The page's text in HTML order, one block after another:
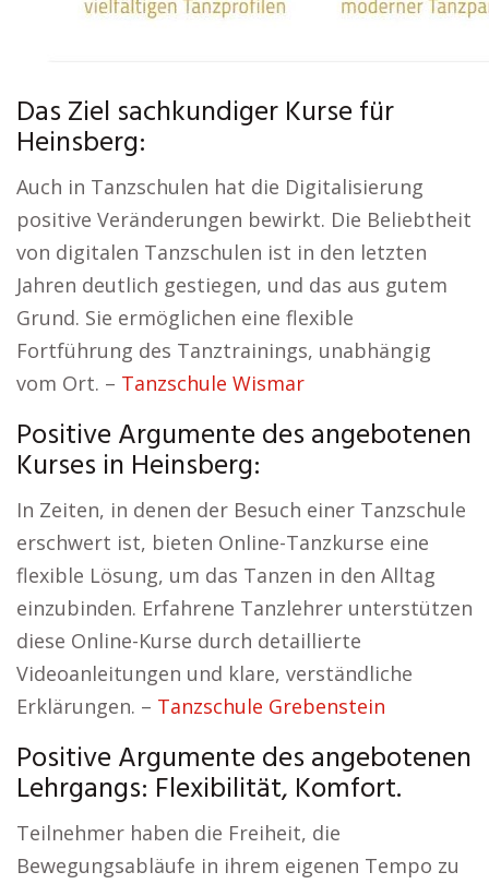
Das Ziel sachkundiger Kurse für
Heinsberg:
Auch in Tanzschulen hat die Digitalisierung
positive Veränderungen bewirkt. Die Beliebtheit
von digitalen Tanzschulen ist in den letzten
Jahren deutlich gestiegen, und das aus gutem
Grund. Sie ermöglichen eine flexible
Fortführung des Tanztrainings, unabhängig
vom Ort. – Tanzschule Wismar
Positive Argumente des angebotenen
Kurses in Heinsberg:
In Zeiten, in denen der Besuch einer Tanzschule
erschwert ist, bieten Online-Tanzkurse eine
flexible Lösung, um das Tanzen in den Alltag
einzubinden. Erfahrene Tanzlehrer unterstützen
diese Online-Kurse durch detaillierte
Videoanleitungen und klare, verständliche
Erklärungen. – Tanzschule Grebenstein
Positive Argumente des angebotenen
Lehrgangs: Flexibilität, Komfort.
Teilnehmer haben die Freiheit, die
Bewegungsabläufe in ihrem eigenen Tempo zu